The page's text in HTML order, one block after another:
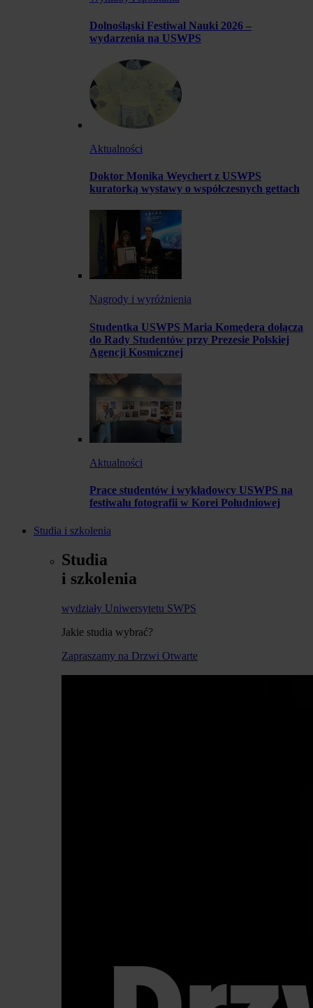
Dolnośląski Festiwal Nauki 2026 –
wydarzenia na USWPS
Aktualności
Doktor Monika Weychert z USWPS
kuratorką wystawy o współczesnych gettach
Nagrody i wyróżnienia
Studentka USWPS Maria Komędera dołącza
do Rady Studentów przy Prezesie Polskiej
Agencji Kosmicznej
Aktualności
Prace studentów i wykładowcy USWPS na
festiwalu fotografii w Korei Południowej
Studia i szkolenia
Studia
i szkolenia
wydziały Uniwersytetu SWPS
Jakie studia wybrać?
Zapraszamy na Drzwi Otwarte